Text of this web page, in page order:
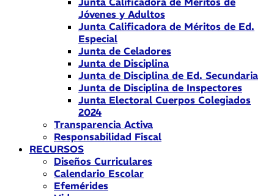
Jóvenes y Adultos
Junta Calificadora de Méritos de Ed.
Especial
Junta de Celadores
Junta de Disciplina
Junta de Disciplina de Ed. Secundaria
Junta de Disciplina de Inspectores
Junta Electoral Cuerpos Colegiados
2024
Transparencia Activa
Responsabilidad Fiscal
RECURSOS
Diseños Curriculares
Calendario Escolar
Efemérides